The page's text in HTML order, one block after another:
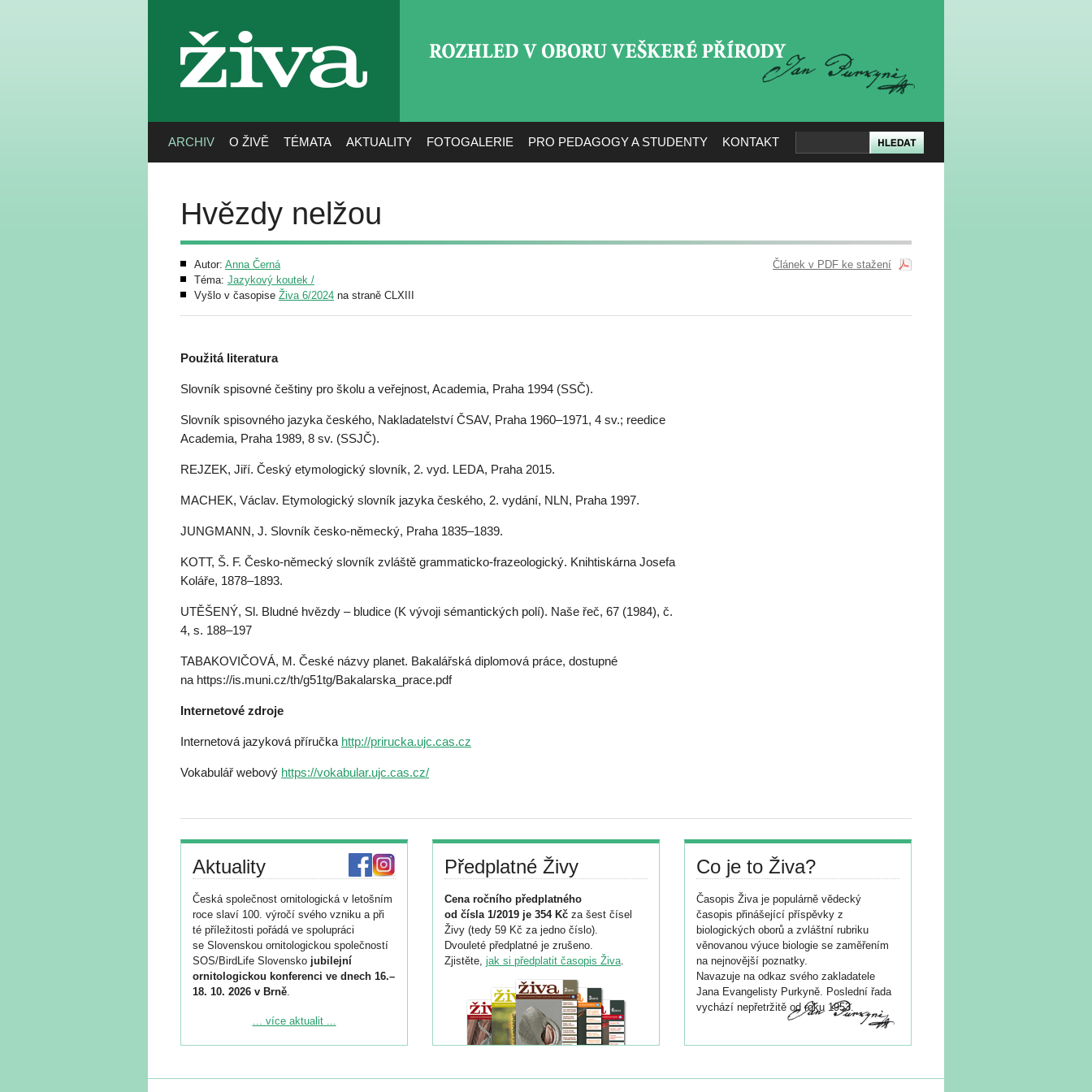
živa
ARCHIV O ŽIVĚ TÉMATA AKTUALITY FOTOGALERIE PRO PEDAGOGY A STUDENTY KONTAKT
Hvězdy nelžou
Autor: Anna Černá
Téma: Jazykový koutek /
Vyšlo v časopise Živa 6/2024 na straně CLXIII
Článek v PDF ke stažení
Použitá literatura
Slovník spisovné češtiny pro školu a veřejnost, Academia, Praha 1994 (SSČ).
Slovník spisovného jazyka českého, Nakladatelství ČSAV, Praha 1960–1971, 4 sv.; reedice
Academia, Praha 1989, 8 sv. (SSJČ).
REJZEK, Jiří. Český etymologický slovník, 2. vyd. LEDA, Praha 2015.
MACHEK, Václav. Etymologický slovník jazyka českého, 2. vydání, NLN, Praha 1997.
JUNGMANN, J. Slovník česko-německý, Praha 1835–1839.
KOTT, Š. F. Česko-německý slovník zvláště grammaticko-frazeologický. Knihtiskárna Josefa
Koláře, 1878–1893.
UTĚŠENÝ, Sl. Bludné hvězdy – bludice (K vývoji sémantických polí). Naše řeč, 67 (1984), č.
4, s. 188–197
TABAKOVIČOVÁ, M. České názvy planet. Bakalářská diplomová práce, dostupné
na https://is.muni.cz/th/g51tg/Bakalarska_prace.pdf
Internetové zdroje
Internetová jazyková příručka http://prirucka.ujc.cas.cz
Vokabulář webový https://vokabular.ujc.cas.cz/
Aktuality
Česká společnost ornitologická v letošním
roce slaví 100. výročí svého vzniku a při
té příležitosti pořádá ve spolupráci
se Slovenskou ornitologickou společností
SOS/BirdLife Slovensko jubilejní
ornitologickou konferenci ve dnech 16.–
18. 10. 2026 v Brně.
Podrobnější informace ke konferenci
Registrovat se můžete do 6. září.
... více aktualit ...
Předplatné Živy
Cena ročního předplatného
od čísla 1/2019 je 354 Kč za šest čísel
Živy (tedy 59 Kč za jedno číslo).
Dvouleté předplatné je zrušeno.
Zjistěte, jak si předplatit časopis Živa.
Co je to Živa?
Časopis Živa je populárně vědecký
časopis přinášející příspěvky z
biologických oborů a zvláštní rubriku
věnovanou výuce biologie se zaměřením
na nejnovější poznatky.
Navazuje na odkaz svého zakladatele
Jana Evangelisty Purkyně. Poslední řada
vychází nepřetržitě od roku 1953.